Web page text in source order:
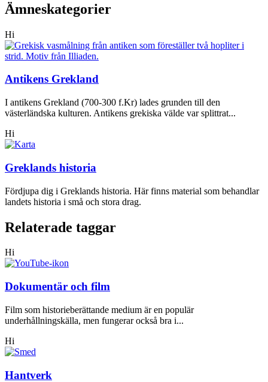
Ämneskategorier
Hi
Antikens Grekland
I antikens Grekland (700-300 f.Kr) lades grunden till den
västerländska kulturen. Antikens grekiska välde var splittrat...
Hi
Greklands historia
Fördjupa dig i Greklands historia. Här finns material som behandlar
landets historia i små och stora drag.
Relaterade taggar
Hi
Dokumentär och film
Film som historieberättande medium är en populär
underhållningskälla, men fungerar också bra i...
Hi
Hantverk